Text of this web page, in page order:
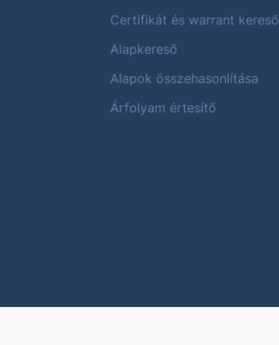
Certifikát és warrant kereső
Alapkereső
Alapok összehasonlítása
Árfolyam értesítő